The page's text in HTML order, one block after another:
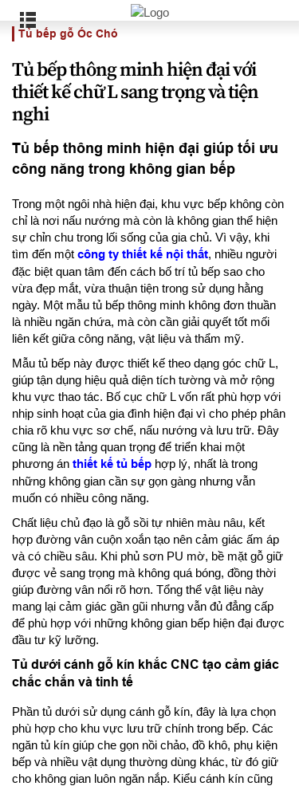
Tủ bếp gỗ Óc Chó
Tủ bếp thông minh hiện đại với
thiết kế chữ L sang trọng và tiện
nghi
Tủ bếp thông minh hiện đại giúp tối ưu
công năng trong không gian bếp
Trong một ngôi nhà hiện đại, khu vực bếp không còn
chỉ là nơi nấu nướng mà còn là không gian thể hiện
sự chỉn chu trong lối sống của gia chủ. Vì vậy, khi
tìm đến một công ty thiết kế nội thất, nhiều người
đặc biệt quan tâm đến cách bố trí tủ bếp sao cho
vừa đẹp mắt, vừa thuận tiện trong sử dụng hằng
ngày. Một mẫu tủ bếp thông minh không đơn thuần
là nhiều ngăn chứa, mà còn cần giải quyết tốt mối
liên kết giữa công năng, vật liệu và thẩm mỹ.
Mẫu tủ bếp này được thiết kế theo dạng góc chữ L,
giúp tận dụng hiệu quả diện tích tường và mở rộng
khu vực thao tác. Bố cục chữ L vốn rất phù hợp với
nhịp sinh hoạt của gia đình hiện đại vì cho phép phân
chia rõ khu vực sơ chế, nấu nướng và lưu trữ. Đây
cũng là nền tảng quan trọng để triển khai một
phương án thiết kế tủ bếp hợp lý, nhất là trong
những không gian cần sự gọn gàng nhưng vẫn
muốn có nhiều công năng.
Chất liệu chủ đạo là gỗ sồi tự nhiên màu nâu, kết
hợp đường vân cuộn xoắn tạo nên cảm giác ấm áp
và có chiều sâu. Khi phủ sơn PU mờ, bề mặt gỗ giữ
được vẻ sang trọng mà không quá bóng, đồng thời
giúp đường vân nổi rõ hơn. Tổng thể vật liệu này
mang lại cảm giác gần gũi nhưng vẫn đủ đẳng cấp
để phù hợp với những không gian bếp hiện đại được
đầu tư kỹ lưỡng.
Tủ dưới cánh gỗ kín khắc CNC tạo cảm giác
chắc chắn và tinh tế
Phần tủ dưới sử dụng cánh gỗ kín, đây là lựa chọn
phù hợp cho khu vực lưu trữ chính trong bếp. Các
ngăn tủ kín giúp che gọn nồi chảo, đồ khô, phụ kiện
bếp và nhiều vật dụng thường dùng khác, từ đó giữ
cho không gian luôn ngăn nắp. Kiểu cánh kín cũng